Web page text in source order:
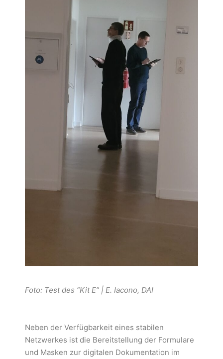
Foto: Test des “Kit E” | E. Iacono, DAI
Neben der Verfügbarkeit eines stabilen
Netzwerkes ist die Bereitstellung der Formulare
und Masken zur digitalen Dokumentation im